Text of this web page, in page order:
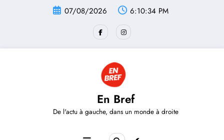
07/08/2026 6:10:34 PM
En Bref
De l'actu à gauche, dans un monde à droite